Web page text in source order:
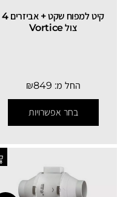
קיט למפוח שקט + אביזרים 4
צול Vortice
החל מ: ₪849
בחר אפשרויות